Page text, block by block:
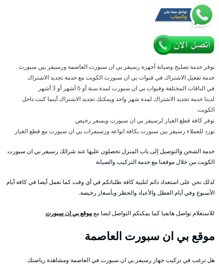
نوفر خدمة تصليح وصيانة أجهزة رسيفر بي ان سبورت العاصمة ورسيفر بين سبورت
خدمة تفعيل الاشتراك في قنوات بي ان سبورت الكويت مع خدمة تجديد الاشتراك
في الباقات المختلفة وقنوات بي ان سبورت لمدة سنة أو 6 أشهر أو 3 أشهر
لدينا خدمة تجديد الاشتراك لمدة شهر واحد ويمكنك تجديد الاشتراك أينما كنت داخل
الكويت
نوفر كافة قطع الغيار لرسيفر بي ان سبورت وبسعر رخيص
نورد للعملاء رسيفر بين سبورت بكافة انواعه ورسيفرات بي ان سبورت مع قطع الغيار
خدمة الشحن والتوصيل إلى باب المنزل تحصلون عليها عند شرائك رسيفر بي ان سبورت
الكويت من خلال موقعنا مع خدمة التركيب والصيانة
لذلك نحن على استعداد دائم لتلبية كافة طلباتكم في أي وقت كما نعمل أيضا في كافة أيام
الأسبوع وفي أيام العطل والأعياد والحظر وبأسعار رخيصة.
للاستعلام تواصل هاتفيا كما يمكنكم التواصل ايضا معموقع بي ان سبورت
موقع بي ان سبورت العاصمة
هل ترغب في تركيب جهاز رسيفر بي ان سبورت في العاصمة ومشاهدة رياضتك